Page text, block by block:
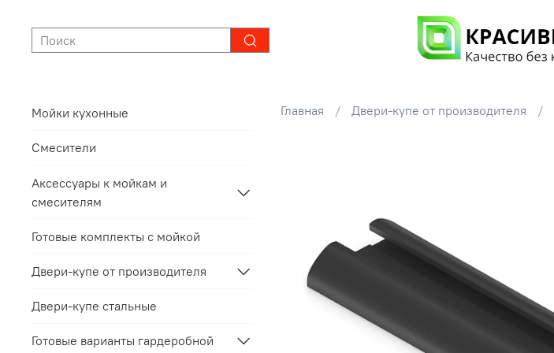
Главная Двери-купе от производителя
Мойки кухонные
Смесители
Аксессуары к мойкам и
смесителям
Готовые комплекты с мойкой
Двери-купе от производителя
Двери-купе стальные
Готовые варианты гардеробной